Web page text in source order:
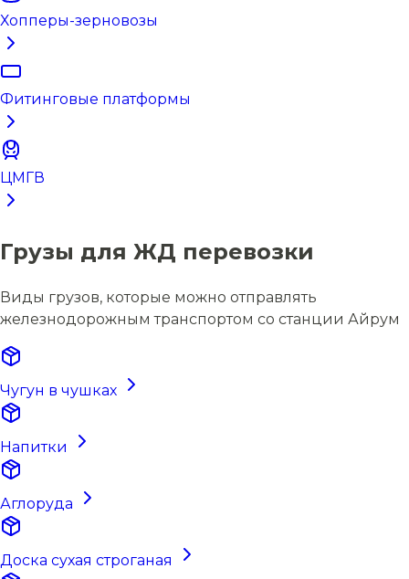
Хопперы-зерновозы
Фитинговые платформы
ЦМГВ
Грузы для ЖД перевозки
Виды грузов, которые можно отправлять
железнодорожным транспортом со станции Айрум
Чугун в чушках
Напитки
Аглоруда
Доска сухая строганая